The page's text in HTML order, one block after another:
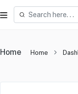
Home Home